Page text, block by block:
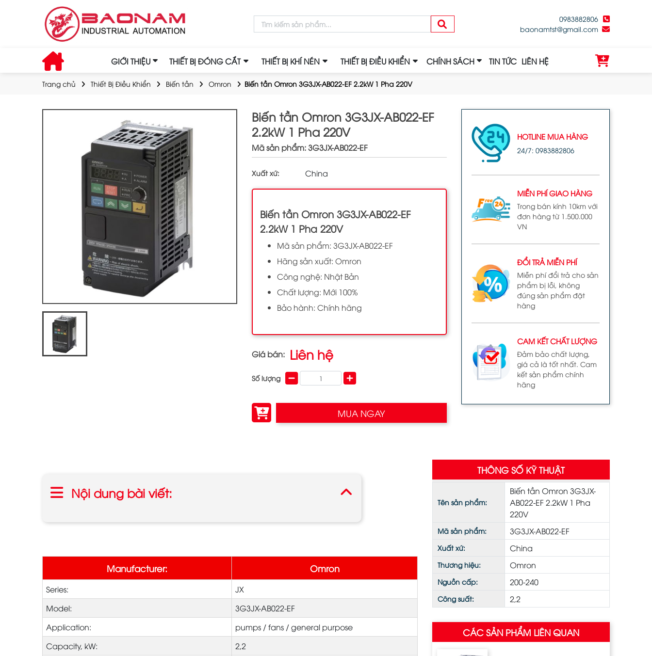
0983882806
baonamtst@gmail.com
GIỚI THIỆU THIẾT BỊ ĐÓNG CẮT THIẾT BỊ KHÍ NÉN THIẾT BỊ ĐIỀU KHIỂN CHÍNH SÁCH TIN TỨC LIÊN HỆ
Trang chủ Thiết Bị Điều Khiển Biến tần Omron Biến tần Omron 3G3JX-AB022-EF 2.2kW 1 Pha 220V
Biến tần Omron 3G3JX-AB022-EF
2.2kW 1 Pha 220V
Mã sản phẩm: 3G3JX-AB022-EF
Xuất xứ: China
Biến tần Omron 3G3JX-AB022-EF
2.2kW 1 Pha 220V
Mã sản phẩm: 3G3JX-AB022-EF
Hãng sản xuất: Omron
Công nghệ: Nhật Bản
Chất lượng: Mới 100%
Bảo hành: Chính hãng
Giá bán: Liên hệ
Số lượng
MUA NGAY
HOTLINE MUA HÀNG
24/7: 0983882806
MIỄN PHÍ GIAO HÀNG
Trong bán kính 10km với
đơn hàng từ 1.500.000
VN
ĐỔI TRẢ MIỄN PHÍ
Miễn phí đổi trả cho sản
phẩm bị lỗi, không
đúng sản phẩm đặt
hàng
CAM KẾT CHẤT LƯỢNG
Đảm bảo chất lượng,
giá cả là tốt nhất. Cam
kết sản phẩm chính
hãng
Nội dung bài viết:
Manufacturer: Omron
Series:
JX
Model:
3G3JX-AB022-EF
Application:
pumps / fans / general purpose
Capacity, kW:
2,2
THÔNG SỐ KỸ THUẬT
Tên sản phẩm:
Biến tần Omron 3G3JX-
AB022-EF 2.2kW 1 Pha
220V
Mã sản phẩm: 3G3JX-AB022-EF
Xuất xứ: China
Thương hiệu: Omron
Nguồn cấp: 200-240
Công suất: 2,2
CÁC SẢN PHẨM LIÊN QUAN